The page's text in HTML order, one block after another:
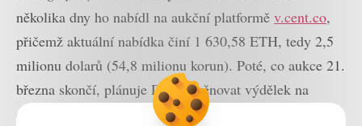
několika dny ho nabídl na aukční platformě v.cent.co,
přičemž aktuální nabídka činí 1 630,58 ETH, tedy 2,5
milionu dolarů (54,8 milionu korun). Poté, co aukce 21.
března skončí, plánuje Dorsey věnovat výdělek na
charitu.